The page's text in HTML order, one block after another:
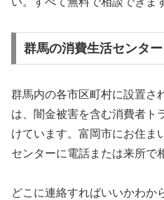
群馬の消費生活センター
群馬内の各市区町村に設置さ
は、闇金被害を含む消費者ト
けています。富岡市にお住ま
センターに電話または来所で
どこに連絡すればいいかわか